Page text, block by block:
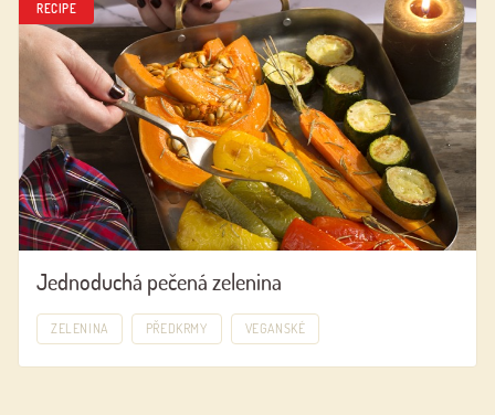
RECIPE
Jednoduchá pečená zelenina
ZELENINA PŘEDKRMY VEGANSKÉ